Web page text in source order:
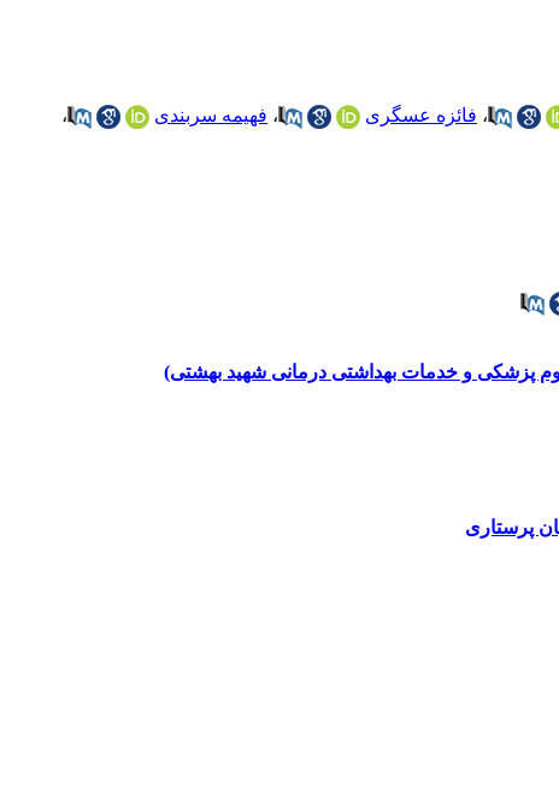
، فائزه عسگری ، فهیمه سربندی
،
پزشکی و خدمات بهداشتی درمانی شهید بهشتی)
پرستاری